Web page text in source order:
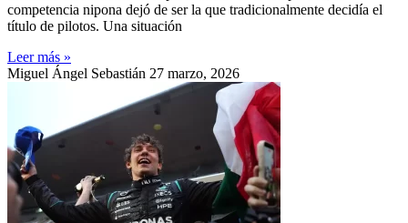
competencia nipona dejó de ser la que tradicionalmente decidía el
título de pilotos. Una situación
Leer más »
Miguel Ángel Sebastián 27 marzo, 2026